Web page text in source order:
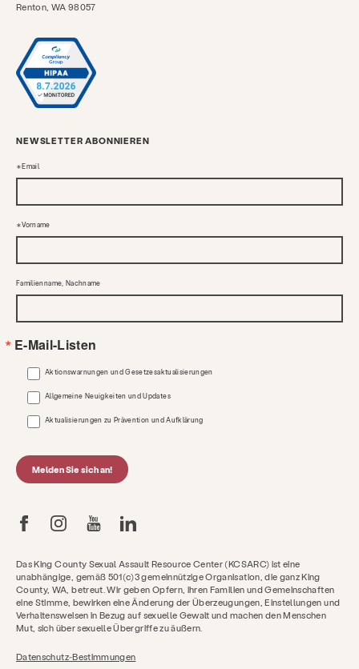
Renton, WA 98057
Das King County Sexual Assault Resource Center (KCSARC) ist eine
unabhängige, gemäß 501(c)3 gemeinnützige Organisation, die ganz King
County, WA, betreut. Wir geben Opfern, ihren Familien und Gemeinschaften
eine Stimme, bewirken eine Änderung der Überzeugungen, Einstellungen und
Verhaltensweisen in Bezug auf sexuelle Gewalt und machen den Menschen
Mut, sich über sexuelle Übergriffe zu äußern.
Datenschutz-Bestimmungen
NEWSLETTER ABONNIEREN
Email
Vorname
Familienname, Nachname
E-Mail-Listen
Aktionswarnungen und Gesetzesaktualisierungen
Allgemeine Neuigkeiten und Updates
Aktualisierungen zu Prävention und Aufklärung
Melden Sie sich an!